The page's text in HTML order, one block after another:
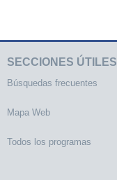
SECCIONES ÚTILES
Búsquedas frecuentes
Mapa Web
Todos los programas